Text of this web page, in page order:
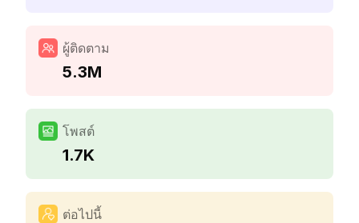
ผู้ติดตาม
5.3M
โพสต์
1.7K
ต่อไปนี้